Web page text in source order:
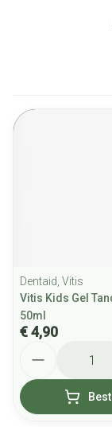
Dentaid, Vitis
Vitis Kids Gel
50ml
€ 4,90